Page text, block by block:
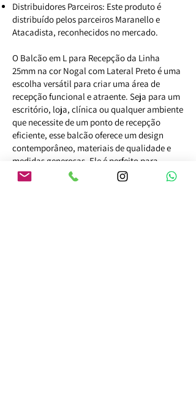
Distribuidores Parceiros: Este produto é
distribuído pelos parceiros Maranello e
Atacadista, reconhecidos no mercado.
O Balcão em L para Recepção da Linha
25mm na cor Nogal com Lateral Preto é uma
escolha versátil para criar uma área de
recepção funcional e atraente. Seja para um
escritório, loja, clínica ou qualquer ambiente
que necessite de um ponto de recepção
eficiente, esse balcão oferece um design
contemporâneo, materiais de qualidade e
medidas generosas. Ele é perfeito para
receber visitantes, fornecer informações e